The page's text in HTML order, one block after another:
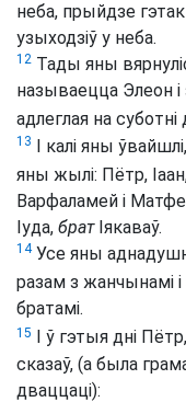
неба, прыйдзе
узыходзіў у неба.
12 Тады яны
называецца Элеон і
адлеглая на
13 І калі яны
яны жылі: Пётр,
Варфаламей і
Іуда, братІякаваў.
14Усе яны
разам з жанчынамі
братамі.
15 І ў гэтыя дні
сказаў, (а была
дваццаці):